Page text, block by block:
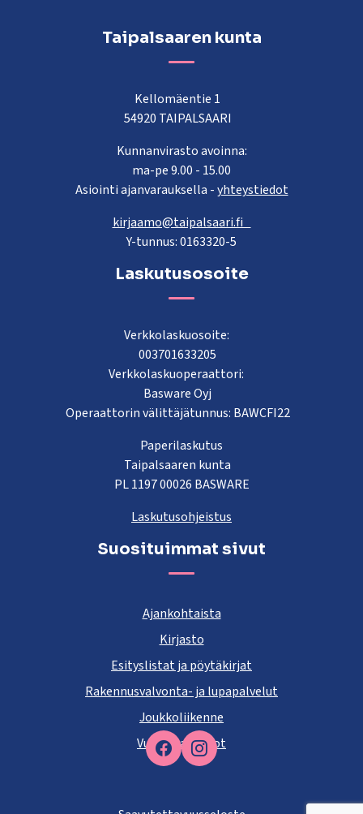
Facebook
Taipalsaaren kunta
Kellomäentie 1
54920 TAIPALSAARI
Kunnanvirasto avoinna:
ma-pe 9.00 - 15.00
Asiointi ajanvarauksella -yhteystiedot
kirjaamo@taipalsaari.fi
Y-tunnus: 0163320-5
Laskutusosoite
Verkkolaskuosoite:
003701633205
Verkkolaskuoperaattori:
Basware Oyj
Operaattorin välittäjätunnus: BAWCFI22
Paperilaskutus
Taipalsaaren kunta
PL 1197 00026 BASWARE
Laskutusohjeistus
Suosituimmat sivut
Ajankohtaista
Kirjasto
Esityslistat ja pöytäkirjat
Rakennusvalvonta- ja lupapalvelut
Joukkoliikenne
Vuokra-asunnot